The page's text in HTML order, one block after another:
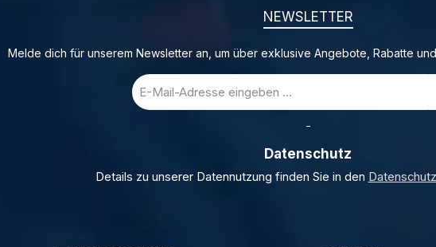
NEWSLETTER
Melde dich für unserem Newsletter an, um über exklusive Angebote, Rabatte
E-
Mail-
Datenschutz
Details zu unserer Datennutzung finden Sie in den